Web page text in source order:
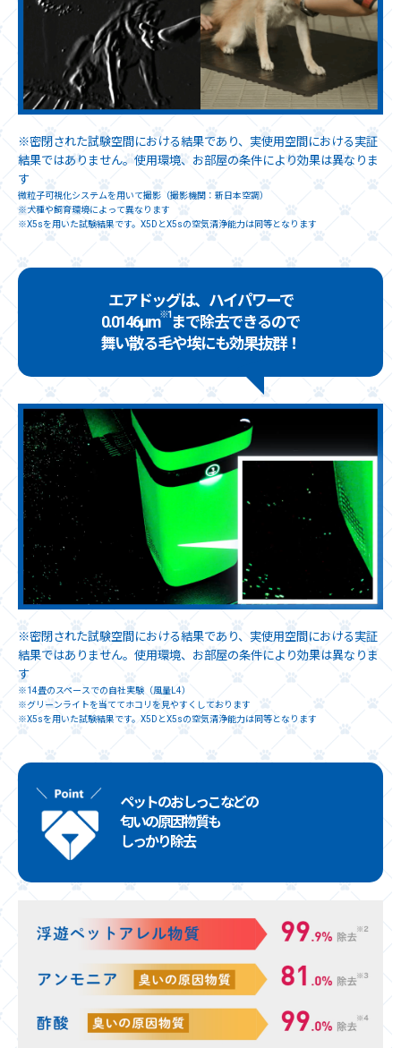
※密閉された試験空間における結果であり、実使用空間における実証
結果ではありません。使用環境、お部屋の条件により効果は異なりま
す
微粒子可視化システムを用いて撮影（撮影機関：新日本空調）
※犬種や飼育環境によって異なります
※X5sを用いた試験結果です。X5DとX5sの空気清浄能力は同等となります
エアドッグは、ハイパワーで
0.0146μm※1まで除去できるので
舞い散る毛や埃にも効果抜群！
※密閉された試験空間における結果であり、実使用空間における実証
結果ではありません。使用環境、お部屋の条件により効果は異なりま
す
※14畳のスペースでの自社実験（風量L4）
※グリーンライトを当ててホコリを見やすくしております
※X5sを用いた試験結果です。X5DとX5sの空気清浄能力は同等となります
ペットのおしっこなどの
匂いの原因物質も
しっかり除去